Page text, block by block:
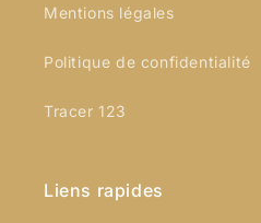
Mentions légales
Politique de confidentialité
Tracer 123
Liens rapides